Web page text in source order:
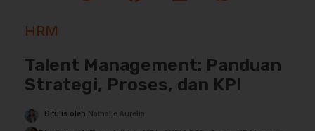
HRM
Talent Management: Panduan
Strategi, Proses, dan KPI
Ditulis oleh Nathalie Aurelia